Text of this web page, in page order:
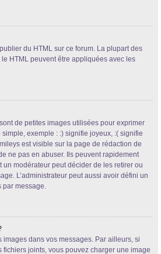
du HTML sur ce forum. La plupart des
HTML peuvent être appliquées avec les
de petites images utilisées pour exprimer
exemple : :) signifie joyeux, :( signifie
est visible sur la page de rédaction de
ne pas en abuser. Ils peuvent rapidement
modérateur peut décider de les retirer ou
L’administrateur peut aussi avoir défini un
par message.
images dans vos messages. Par ailleurs, si
fichiers joints, vous pouvez charger une image